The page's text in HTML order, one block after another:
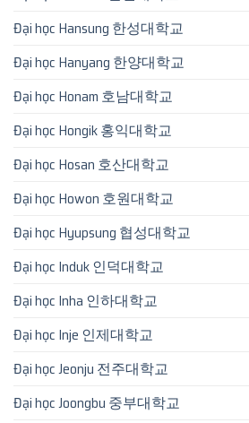
Đại học Hansung 한성대학교
Đại học Hanyang 한양대학교
Đại học Honam 호남대학교
Đại học Hongik 홍익대학교
Đại học Hosan 호산대학교
Đại học Howon 호원대학교
Đại học Hyupsung 협성대학교
Đại học Induk 인덕대학교
Đại học Inha 인하대학교
Đại học Inje 인제대학교
Đại học Jeonju 전주대학교
Đại học Joongbu 중부대학교